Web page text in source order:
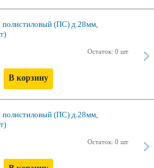
полистиловый (ПС) д.28мм,
Остаток: 0 шт
В корзину
полистиловый (ПС) д.28мм,
Остаток: 0 шт